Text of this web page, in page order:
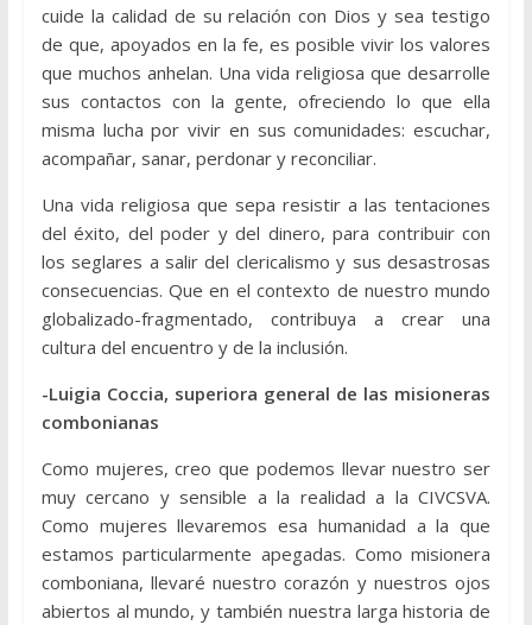
cuide la calidad de su relación con Dios y sea testigo
de que, apoyados en la fe, es posible vivir los valores
que muchos anhelan. Una vida religiosa que desarrolle
sus contactos con la gente, ofreciendo lo que ella
misma lucha por vivir en sus comunidades: escuchar,
acompañar, sanar, perdonar y reconciliar.
Una vida religiosa que sepa resistir a las tentaciones
del éxito, del poder y del dinero, para contribuir con
los seglares a salir del clericalismo y sus desastrosas
consecuencias. Que en el contexto de nuestro mundo
globalizado-fragmentado, contribuya a crear una
cultura del encuentro y de la inclusión.
-Luigia Coccia, superiora general de las misioneras
combonianas
Como mujeres, creo que podemos llevar nuestro ser
muy cercano y sensible a la realidad a la CIVCSVA.
Como mujeres llevaremos esa humanidad a la que
estamos particularmente apegadas. Como misionera
comboniana, llevaré nuestro corazón y nuestros ojos
abiertos al mundo, y también nuestra larga historia de